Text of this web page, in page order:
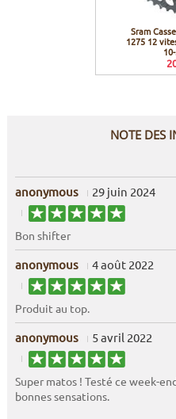
Sram
1275 12
NOTE DES
anonymous 29 juin 2024
Bon shifter
anonymous 4 août 2022
Produit au top.
anonymous 5 avril 2022
Super matos ! Testé ce week-
bonnes sensations.